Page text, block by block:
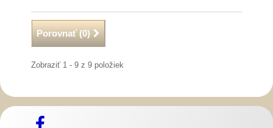
Porovnať (0)
Zobraziť 1 - 9 z 9 položiek